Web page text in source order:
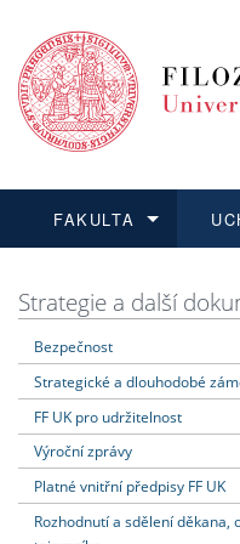
FAKULTA
Dozvědět se více
Podat přihlášku
Dozvědět se více
Dozvědět se více
Dozvědět se více
Strategie a další
Bezpečnost
Strategické a dlouhodobé
FF UK pro udržitelnost
Výroční zprávy
Platné vnitřní předpisy FF UK
Rozhodnutí a sdělení děkana,